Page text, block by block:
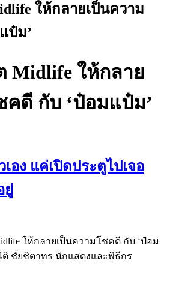
ให้กลายเป็นความ
ป๋ม’
Midlife ให้กลาย
คดี กับ ‘ป๋อมแป๋ม’
อง แค่เปิดประตูไปเจอ
ยู่
ให้กลายเป็นความโชคดี กับ ‘ป๋อม
ติ ชัยชิตาทร นักแสดงและพิธีกร